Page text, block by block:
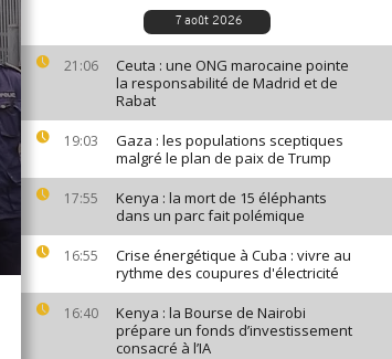
7 août 2026
21:06
Ceuta : une ONG marocaine pointe
la responsabilité de Madrid et de
Rabat
19:03
Gaza : les populations sceptiques
malgré le plan de paix de Trump
17:55
Kenya : la mort de 15 éléphants
dans un parc fait polémique
16:55
Crise énergétique à Cuba : vivre au
rythme des coupures d'électricité
16:40
Kenya : la Bourse de Nairobi
prépare un fonds d’investissement
consacré à l’IA